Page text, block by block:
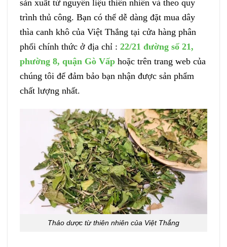
sản xuất từ nguyên liệu thiên nhiên và theo quy
trình thủ công. Bạn có thể dễ dàng đặt mua dây
thìa canh khô của Việt Thắng tại cửa hàng phân
phối chính thức ở địa chỉ : 22/21 đường số 21,
phường 8, quận Gò Vấp hoặc trên trang web của
chúng tôi để đảm bảo bạn nhận được sản phẩm
chất lượng nhất.
Thảo dược từ thiên nhiên của Việt Thắng